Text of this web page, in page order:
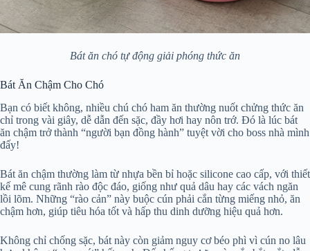
Bát ăn chó tự động giải phóng thức ăn
Bát Ăn Chậm Cho Chó
Bạn có biết không, nhiều chú chó ham ăn thường nuốt chửng thức ăn
chỉ trong vài giây, dễ dẫn đến sặc, đầy hơi hay nôn trớ. Đó là lúc bát
ăn chậm trở thành “người bạn đồng hành” tuyệt vời cho boss nhà mình
đấy!
Bát ăn chậm thường làm từ nhựa bền bỉ hoặc silicone cao cấp, với thiết
kế mê cung rãnh rào độc đáo, giống như quả dâu hay các vách ngăn
lồi lõm. Những “rào cản” này buộc cún phải cắn từng miếng nhỏ, ăn
chậm hơn, giúp tiêu hóa tốt và hấp thu dinh dưỡng hiệu quả hơn.
Không chỉ chống sặc, bát này còn giảm nguy cơ béo phì vì cún no lâu